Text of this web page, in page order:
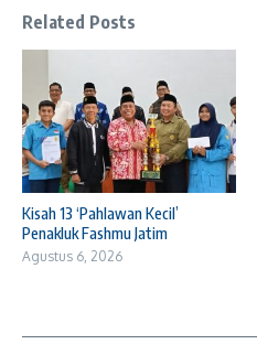
Related Posts
Kisah 13 ‘Pahlawan Kecil’
Penakluk Fashmu Jatim
Agustus 6, 2026